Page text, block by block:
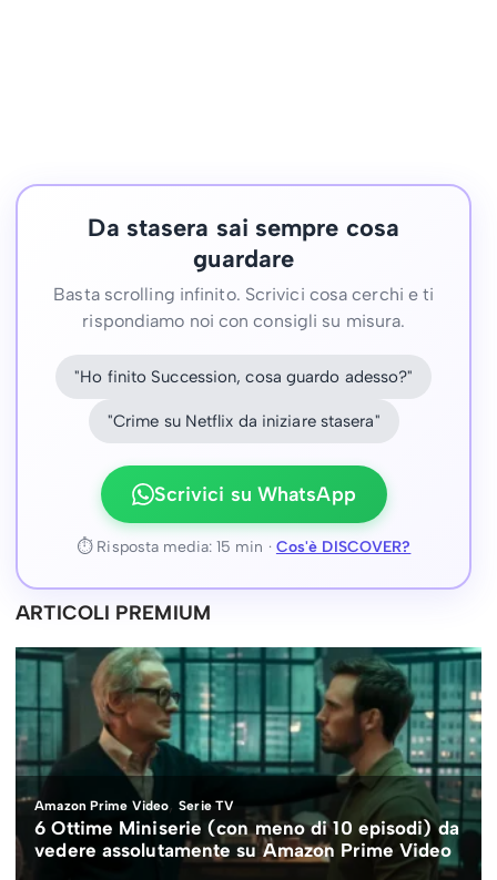
Da stasera sai sempre cosa
guardare
Basta scrolling infinito. Scrivici cosa cerchi e ti
rispondiamo noi con consigli su misura.
"Ho finito Succession, cosa guardo adesso?"
"Crime su Netflix da iniziare stasera"
Scrivici su WhatsApp
⏱ Risposta media: 15 min · Cos'è DISCOVER?
ARTICOLI PREMIUM